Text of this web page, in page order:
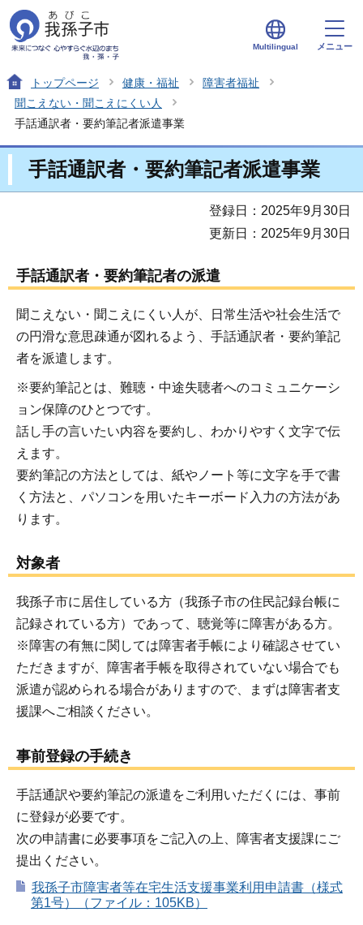
Multilingual メニュー
トップページ 健康・福祉
障害者福祉
聞こえない・聞こえにくい人
手話通訳者・要約筆記者派遣事業
手話通訳者・要約筆記者派遣事業
登録日：2025年9月30日
更新日：2025年9月30日
手話通訳者・要約筆記者の派遣
聞こえない・聞こえにくい人が、日常生活や社会生活で
の円滑な意思疎通が図れるよう、手話通訳者・要約筆記
者を派遣します。
※要約筆記とは、難聴・中途失聴者へのコミュニケーシ
ョン保障のひとつです。
話し手の言いたい内容を要約し、わかりやすく文字で伝
えます。
要約筆記の方法としては、紙やノート等に文字を手で書
く方法と、パソコンを用いたキーボード入力の方法があ
ります。
対象者
我孫子市に居住している方（我孫子市の住民記録台帳に
記録されている方）であって、聴覚等に障害がある方。
※障害の有無に関しては障害者手帳により確認させてい
ただきますが、障害者手帳を取得されていない場合でも
派遣が認められる場合がありますので、まずは障害者支
援課へご相談ください。
事前登録の手続き
手話通訳や要約筆記の派遣をご利用いただくには、事前
に登録が必要です。
次の申請書に必要事項をご記入の上、障害者支援課にご
提出ください。
我孫子市障害者等在宅生活支援事業利用申請書（様式
第1号）（ファイル：105KB）